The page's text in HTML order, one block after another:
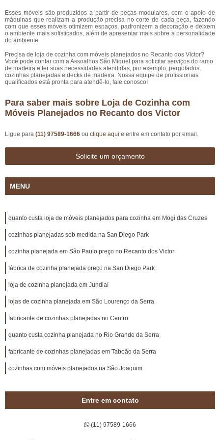
Esses móveis são produzidos a partir de peças modulares, com o apoio de
máquinas que realizam a produção precisa no corte de cada peça, fazendo
com que esses móveis otimizem espaços, padronizem a decoração e deixem
o ambiente mais sofisticados, além de apresentar mais sobre a personalidade
do ambiente.
Precisa de loja de cozinha com móveis planejados no Recanto dos Victor?
Você pode contar com a Assoalhos São Miguel para solicitar serviços do ramo
de madeira e ter suas necessidades atendidas, por exemplo, pergolados,
cozinhas planejadas e decks de madeira. Nossa equipe de profissionais
qualificados está pronta para atendê-lo, fale conosco!
Para saber mais sobre Loja de Cozinha com
Móveis Planejados no Recanto dos Victor
Ligue para (11) 97589-1666 ou clique aqui e entre em contato por email.
Solicite um orçamento
MENU
quanto custa loja de móveis planejados para cozinha em Mogi das Cruzes
cozinhas planejadas sob medida na San Diego Park
cozinha planejada em São Paulo preço no Recanto dos Victor
fábrica de cozinha planejada preço na San Diego Park
loja de cozinha planejada em Jundiaí
lojas de cozinha planejada em São Lourenço da Serra
fabricante de cozinhas planejadas no Centro
quanto custa cozinha planejada no Rio Grande da Serra
fabricante de cozinhas planejadas em Taboão da Serra
cozinhas com móveis planejados na São Joaquim
Entre em contato
(11) 97589-1666